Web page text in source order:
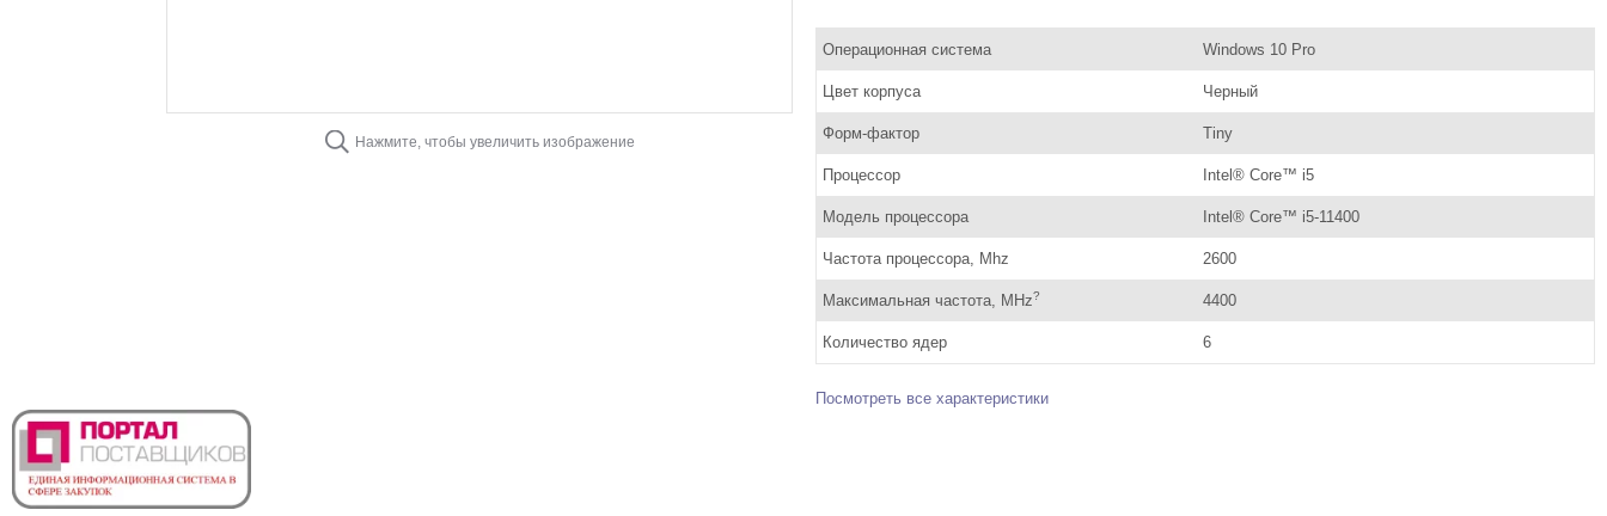
Нажмите, чтобы увеличить изображение
Операционная система Windows 10 Pro
Цвет корпуса Черный
Форм-фактор Tiny
Процессор Intel® Core™ i5
Модель процессора Intel® Core™ i5-11400
Частота процессора, Mhz 2600
Максимальная частота, MHz? 4400
Количество ядер 6
Посмотреть все характеристики